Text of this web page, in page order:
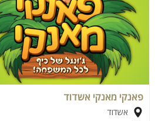
פאנקי מאנקי אשדוד
אשדוד